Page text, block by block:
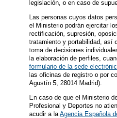
legislación, o en caso de
Las personas cuyos datos
el Ministerio podrán ejercitar
rectificación, supresión,
tratamiento y portabilidad, así
toma de decisiones
la elaboración de perfiles,
formulario de la sede
las oficinas de registro o por
Agustín 5, 28014 Madrid).
En caso de que el Ministerio
Profesional y Deportes no
acudir a la Agencia Española